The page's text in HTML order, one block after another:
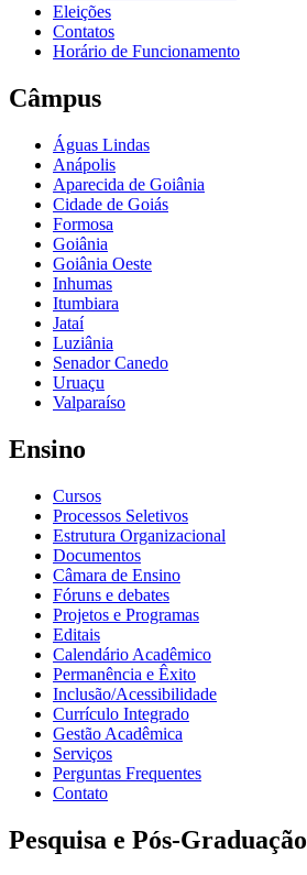
Eleições
Contatos
Horário de Funcionamento
Câmpus
Águas Lindas
Anápolis
Aparecida de Goiânia
Cidade de Goiás
Formosa
Goiânia
Goiânia Oeste
Inhumas
Itumbiara
Jataí
Luziânia
Senador Canedo
Uruaçu
Valparaíso
Ensino
Cursos
Processos Seletivos
Estrutura Organizacional
Documentos
Câmara de Ensino
Fóruns e debates
Projetos e Programas
Editais
Calendário Acadêmico
Permanência e Êxito
Inclusão/Acessibilidade
Currículo Integrado
Gestão Acadêmica
Serviços
Perguntas Frequentes
Contato
Pesquisa e Pós-Graduação